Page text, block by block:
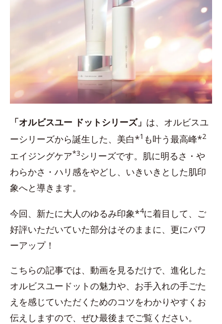
「オルビスユー ドットシリーズ」 は、オルビスユ
ーシリーズから誕生した、美白*1 も叶う最高峰*2
エイジングケア*3シリーズです。肌に明るさ・や
わらかさ・ハリ感をやどし、いきいきとした肌印
象へと導きます。
今回、新たに大人のゆるみ印象*4に着目して、ご
好評いただいていた部分はそのままに、更にパワ
ーアップ！
こちらの記事では、動画を見るだけで、進化した
オルビスユードットの魅力や、お手入れの手ごた
えを感じていただくためのコツをわかりやすくお
伝えしますので、ぜひ最後までご覧ください。